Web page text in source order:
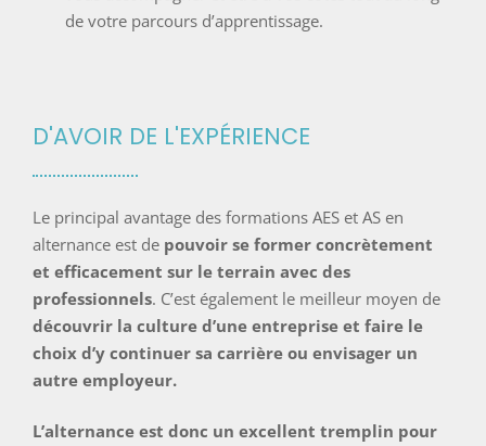
de votre parcours d’apprentissage.
D'AVOIR DE L'EXPÉRIENCE
Le principal avantage des formations AES et AS en
alternance est de pouvoir se former concrètement
et efficacement sur le terrain avec des
professionnels. C’est également le meilleur moyen de
découvrir la culture d’une entreprise et faire le
choix d’y continuer sa carrière ou envisager un
autre employeur.
L’alternance est donc un excellent tremplin pour